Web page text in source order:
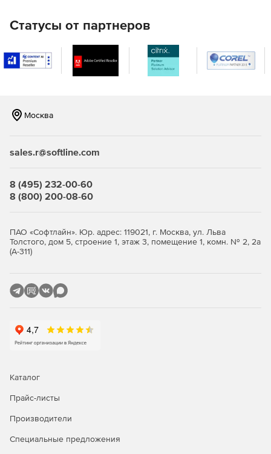
Статусы от партнеров
Москва
sales.r@softline.com
8 (495) 232-00-60
8 (800) 200-08-60
ПАО «Софтлайн». Юр. адрес: 119021, г. Москва, ул. Льва
Толстого, дом 5, строение 1, этаж 3, помещение 1, комн. № 2, 2а
(А-311)
Каталог
Прайс-листы
Производители
Специальные предложения